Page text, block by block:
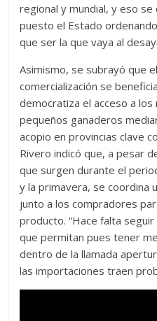
regional y mundial, y eso
puesto el Estado
que ser la que vaya al
Asimismo, se subrayó que
comercialización se
democratiza el acceso a
pequeños ganaderos
acopio en provincias clave
Rivero indicó que, a pesar
que surgen durante el
y la primavera, se coordina
junto a los compradores
producto. “Hace falta
que permitan pues tener
dentro de la llamada
las importaciones traen